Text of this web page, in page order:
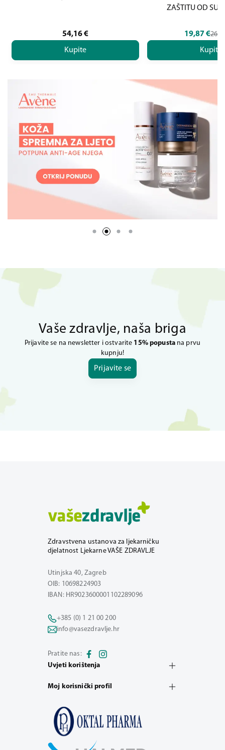
54,16€
Kupite
ZAŠTITU OD
19,87 €
Kupite
Vaše zdravlje, naša briga
Prijavite se na newsletter i ostvarite 15% popustana prvu
kupnju!
Prijavite se
Zdravstvena ustanova za ljekarničku
djelatnost Ljekarne VAŠE ZDRAVLJE
Utinjska 40, Zagreb
OIB: 10698224903
IBAN: HR9023600001102289096
+385 (0) 1 21 00 200
info@vasezdravlje.hr
Pratite nas:
Uvjeti korištenja
Moj korisnički profil